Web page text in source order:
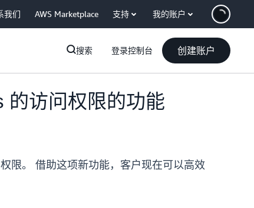
我们 AWS Marketplace 支持 我的账户
搜索 登录控制台 创建账户
的访问权限的功能
限。 借助这项新功能，客户现在可以高效